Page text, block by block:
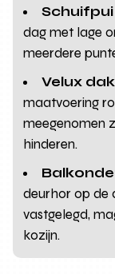
dag met lage
meerdere
Velux
maatvoering
meegenomen
hinderen.
deurhor op de
vastgelegd,
kozijn.